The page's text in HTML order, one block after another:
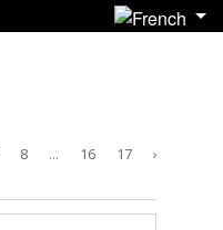
8 ... 16 17 ›